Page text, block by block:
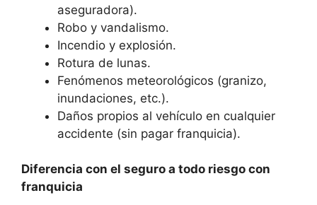
aseguradora).
Robo y vandalismo.
Incendio y explosión.
Rotura de lunas.
Fenómenos meteorológicos (granizo,
inundaciones, etc.).
Daños propios al vehículo en cualquier
accidente (sin pagar franquicia).
Diferencia con el seguro a todo riesgo con
franquicia